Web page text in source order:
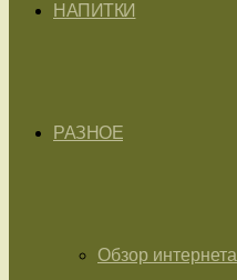
НАПИТКИ
РАЗНОЕ
Обзор интернета